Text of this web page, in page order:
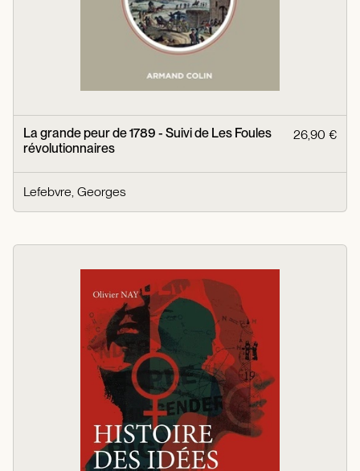
La grande peur de 1789 - Suivi de Les Foules
révolutionnaires
26,90 €
Lefebvre, Georges